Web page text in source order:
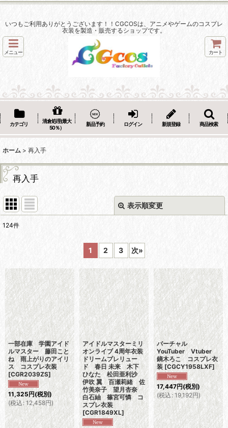
いつもご利用ありがとうございます！！CGCOSは、アニメやゲームのコスプレ
衣装を製造・販売するショップです。
メニュー カート
カテゴリ
清倉処理(最大
50％）
新品予約 ログイン 新規登録 商品検索
ホーム > 再入手
再入手
表示順変更
絞り込む
124件
1 2 3 次»
一部在庫 学園アイド
ルマスター 藤田こと
ね 雨上がりのアイリ
ス コスプレ衣装
[CGR2039ZS]
11,325円(税別)
(税込: 12,458円)
アイドルマスターミリ
オンライブ 4周年衣装
ドリームプレリュー
ド 春日 未来 木下
ひなた 松田亜利沙
伊吹 翼 百瀬莉緒 佐
竹美奈子 望月杏奈
白石紬 篠宮可憐 コ
スプレ衣装
[CGR1849XL]
バーチャル
YouTuber Vtuber
鏑木ろこ コスプレ衣
装 [CGCY1958LXF]
17,447円(税別)
(税込: 19,192円)